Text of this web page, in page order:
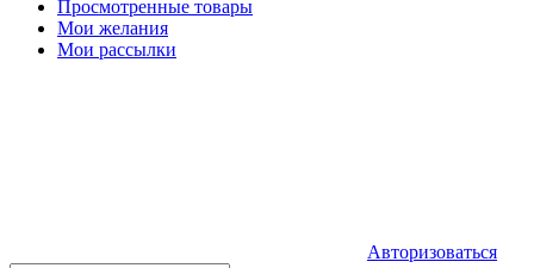
Просмотренные товары
Мои желания
Мои рассылки
Авторизоваться